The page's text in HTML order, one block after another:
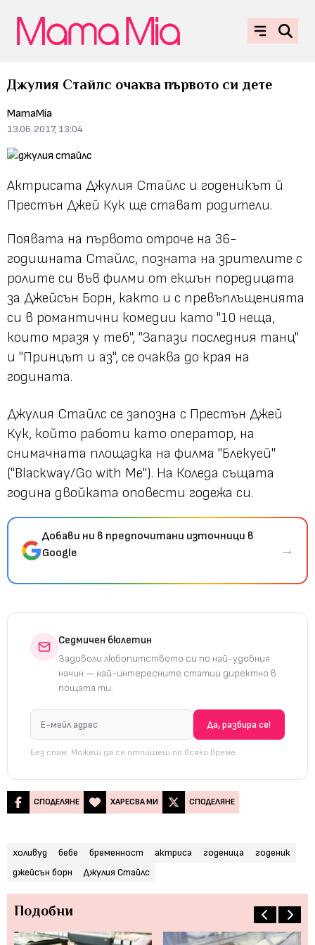
Джулия Стайлс очаква първото си дете
MamaMia
13.06.2017, 13:04
Актрисата Джулия Стайлс и годеникът й
Престън Джей Кук ще стават родители.
Появата на първото отроче на 36-
годишната Стайлс, позната на зрителите с
ролите си във филми от екшън поредицата
за Джейсън Борн, както и с превъплъщенията
си в романтични комедии като "10 неща,
които мразя у теб", "Запази последния танц"
и "Принцът и аз", се очаква до края на
годината.
Джулия Стайлс се запозна с Престън Джей
Кук, който работи като оператор, на
снимачната площадка на филма "Блекуей"
("Blackway/Go with Me"). На Коледа същата
година двойката оповести годежа си.
Добави ни в предпочитани източници в
Google
→
Седмичен бюлетин
Задоволи любопитството си по най-удобния
начин — най-интересните статии директно в
пощата ти.
Без спам. Можеш да се отпишеш по всяко време.
СПОДЕЛЯНЕ ХАРЕСВА МИ СПОДЕЛЯНЕ
холивуд бебе бременност актриса годеница
годеник
джейсън борн
Джулия Стайлс
Подобни